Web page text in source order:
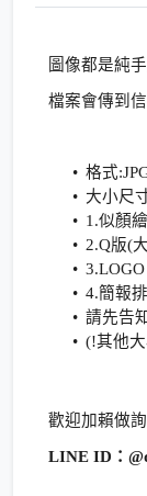
圖像都是純
檔案會傳到
格式
大小尺
1.似顏
2.Q版(
4.簡報
請先告
(!其他
歡迎加賴做
LINE ID：